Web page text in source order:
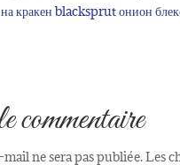
кракен blacksprut онион
commentaire
mail ne sera pas publiée.Les